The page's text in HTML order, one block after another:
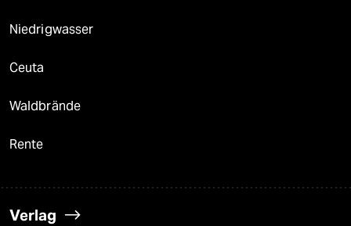
Niedrigwasser
Ceuta
Waldbrände
Rente
Verlag